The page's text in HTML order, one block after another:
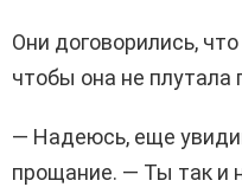
Они договорились,
чтобы она не плутала
— Надеюсь, еще
прощание. — Ты так и